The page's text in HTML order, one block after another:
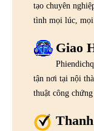
tạo chuyên
tình mọi lúc, mọi
Giao
tận nơi tại nội
thuật công